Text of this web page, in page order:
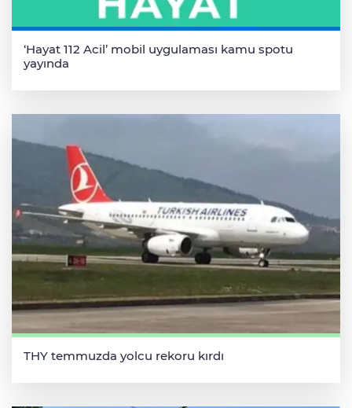
‘Hayat 112 Acil’ mobil uygulaması kamu spotu
yayında
THY temmuzda yolcu rekoru kırdı